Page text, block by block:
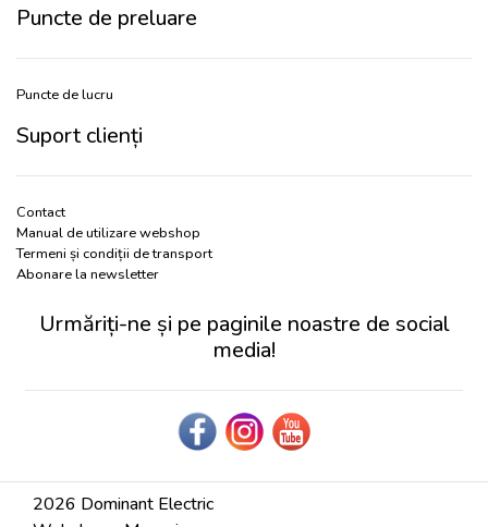
Puncte de preluare
Puncte de lucru
Suport clienți
Contact
Manual de utilizare webshop
Termeni și condiții de transport
Abonare la newsletter
Urmăriți-ne și pe paginile noastre de social
media!
2026 Dominant Electric